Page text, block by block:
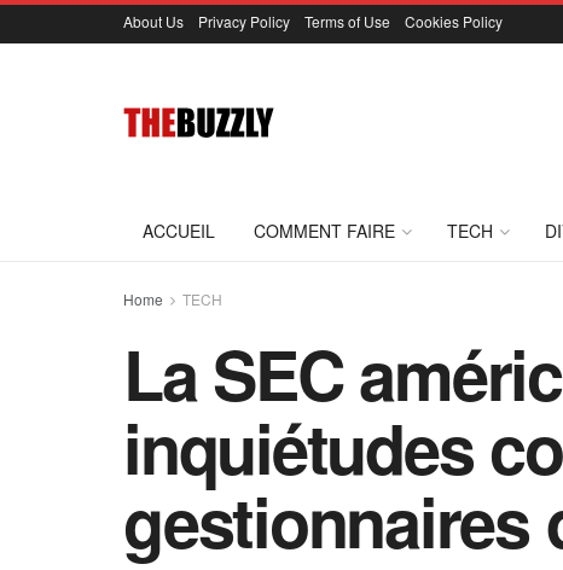
About Us Privacy Policy Terms of Use Cookies Policy
ACCUEIL COMMENT FAIRE TECH
Home TECH
La SEC
inquiétudes
gestionnaires